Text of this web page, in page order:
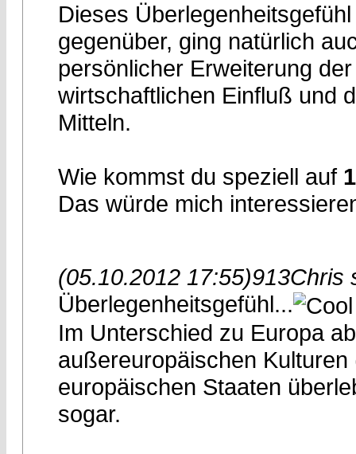
Dieses
gegenüber, ging natürlich
persönlicher Erweiterung
wirtschaftlichen Einfluß und
Mitteln.
Wie kommst du speziell auf
Das würde mich
(05.10.2012 17:55)913Chris
Überlegenheitsgefühl...
Im Unterschied zu Europa
außereuropäischen
europäischen Staaten
sogar.